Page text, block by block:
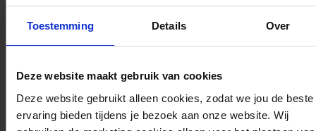
Toestemming Details Over
Deze website maakt gebruik van cookies
Deze website gebruikt alleen cookies, zodat we jou de beste
ervaring bieden tijdens je bezoek aan onze website. Wij